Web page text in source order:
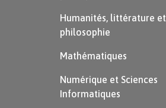
Humanités, littérature et
philosophie
Mathématiques
Numérique et Sciences
Informatiques